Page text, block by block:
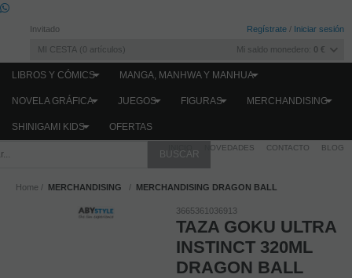
Invitado Regístrate / Iniciar sesión
MI CESTA 0 artículos Mi saldo monedero: 0 €
NOVEDADES CONTACTO BLOG
LIBROS Y CÓMICS MANGA, MANHWA Y MANHUA
NOVELA GRÁFICA JUEGOS FIGURAS MERCHANDISING
SHINIGAMI KIDS OFERTAS
Home MERCHANDISING MERCHANDISING DRAGON BALL
3665361036913
TAZA GOKU ULTRA
INSTINCT 320ML
DRAGON BALL